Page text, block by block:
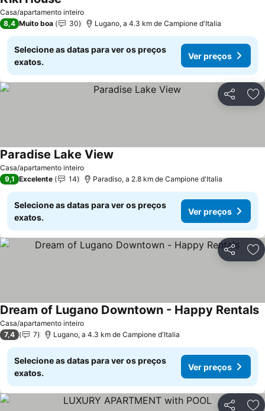
Casa/apartamento inteiro
8,4 Muito boa 30 Lugano, a 4.3 km de Campione d'Italia
Selecione as datas para ver os preços
exatos.
Ver preços
Partilhar
Casa/apartamento inteiro
Paradise Lake View
9,1 Excelente 14 Paradiso, a 2.8 km de Campione d'Italia
Selecione as datas para ver os preços
exatos.
Ver preços
Partilhar
Casa/apartamento inteiro
Dream of Lugano Downtown - Happy Rentals
7,4 7 Lugano, a 4.3 km de Campione d'Italia
Selecione as datas para ver os preços
exatos.
Ver preços